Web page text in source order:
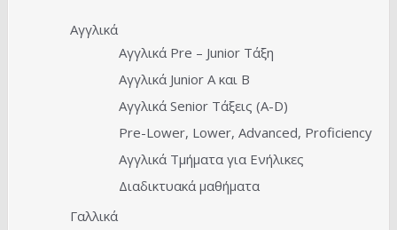
Αγγλικά
Αγγλικά Pre – Junior Τάξη
Αγγλικά Junior A και Β
Αγγλικά Senior Τάξεις (Α-D)
Pre-Lower, Lower, Advanced, Proficiency
Αγγλικά Τμήματα για Ενήλικες
Διαδικτυακά μαθήματα
Γαλλικά